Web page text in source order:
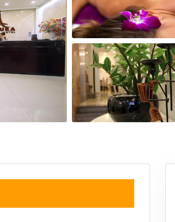
21 22 20 21 22 23
27 28